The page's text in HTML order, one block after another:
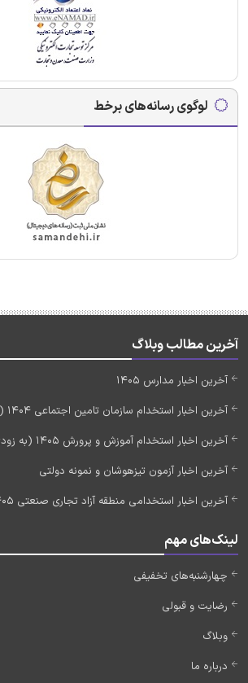
لوگوی رسانه‌های برخط
آخرین مطالب وبلاگ
آخرین اخبار مدارس 1405
آخرین اخبار استخدام سازمان تامین اجتماعی 1404 (به زودی)
آخرین اخبار استخدام آموزش و پرورش 1405 (به زودی)
آخرین اخبار آزمون تیزهوشان و نمونه دولتی
آخرین اخبار استخدامی منطقه آزاد تجاری صنعتی 1405
لینک‌های مهم
چهارشنبه‌های تخفیفی
رضایت و قبولی
وبلاگ
درباره ما